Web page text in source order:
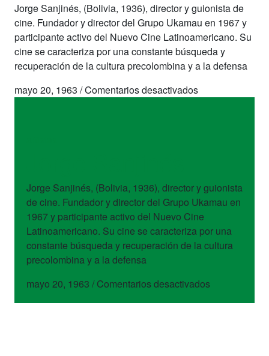
Jorge Sanjinés, (Bolivia, 1936), director y guionista de
cine. Fundador y director del Grupo Ukamau en 1967 y
participante activo del Nuevo Cine Latinoamericano. Su
cine se caracteriza por una constante búsqueda y
recuperación de la cultura precolombina y a la defensa
mayo 20, 1963 /Comentarios desactivadosen
Jorge Sanjinés, (Bolivia, 1936), director y guionista
de cine. Fundador y director del Grupo Ukamau en
1967 y participante activo del Nuevo Cine
Latinoamericano. Su cine se caracteriza por una
constante búsqueda y recuperación de la cultura
precolombina y a la defensa
mayo 20, 1963 / Comentarios desactivadosen